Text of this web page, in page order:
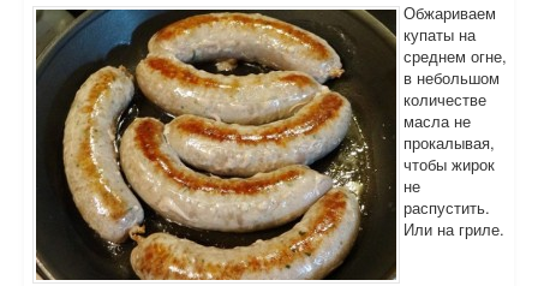
Обжариваем
купаты на
среднем огне,
в небольшом
количестве
масла не
прокалывая,
чтобы жирок
не
распустить.
Или на гриле.